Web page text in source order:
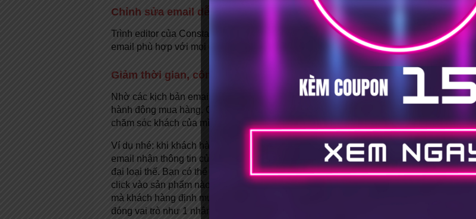
Chỉnh sửa email dễ dàng dạng kéo thả
Trình editor của Constant Contact giúp bạn dễ dàng tùy chỉnh mẫu email và thiết kế các
email phù hợp với mọi giao diện như trên máy tính, điện thoại, ipad…
Giảm thời gian, công sức tiền bạc nhưng vẫn tăng được sale
Nhờ các kịch bản email gửi tự động, bạn có thể dễ dàng tạo kịch bản dẫn khách đến
hành động mua hàng. Cũng nhờ tự động hoá mà bạn đỡ tốn rất nhiều công sức để
chăm sóc khách của mình.
Ví dụ nhé: khi khách hàng vào site bạn, bạn sẽ tạo 1 form tặng coupon để khách điền
email nhận thông tin của bạn. Sau đó bạn gửi 1 email chào mừng, cảm ơn khách hàng
đại loại thế. Bạn có thể chèn 1 vài sản phẩm vào email. Nếu khách hàng quan tâm và
click vào sản phẩm nào đó. Email tiếp theo có thể sẽ là email giới thiệu về sản phẩm
mà khách hàng định mua. Đây là 1 kịch bản hoàn toàn tự động và email marketing
đóng vai trò như 1 nhân viên tư vấn khách hàng tự động. Nhân số lượng này lên hàng